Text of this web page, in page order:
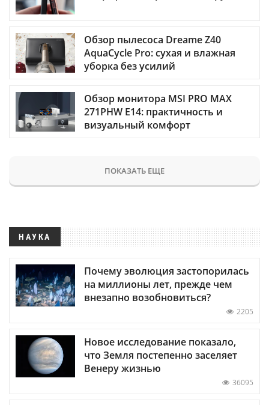
Обзор пылесоса Dreame Z40
AquaCycle Pro: сухая и влажная
уборка без усилий
Обзор монитора MSI PRO MAX
271PHW E14: практичность и
визуальный комфорт
ПОКАЗАТЬ ЕЩЕ
НАУКА
Почему эволюция застопорилась
на миллионы лет, прежде чем
внезапно возобновиться?
2205
Новое исследование показало,
что Земля постепенно заселяет
Венеру жизнью
36095